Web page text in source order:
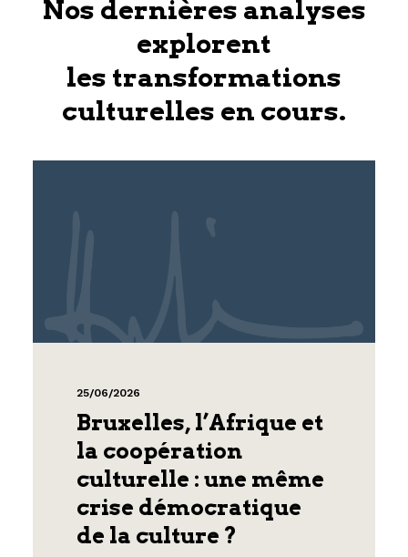
Nos dernières analyses
explorent
les transformations
culturelles en cours.
25/06/2026
Bruxelles, l’Afrique et
la coopération
culturelle : une même
crise démocratique
de la culture ?